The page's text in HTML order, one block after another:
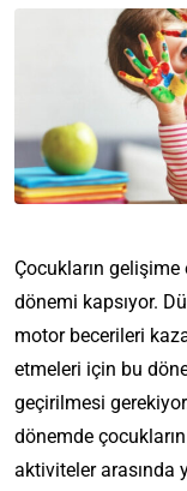
Çocukların
dönemi kapsıyor.
motor becerileri
etmeleri için bu
geçirilmesi
dönemde çocukların
aktiviteler arasında